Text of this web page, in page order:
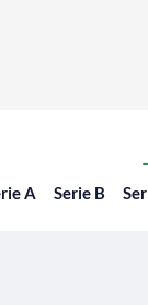
A Serie B